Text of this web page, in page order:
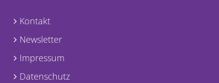
Kontakt
Newsletter
Impressum
Datenschutz